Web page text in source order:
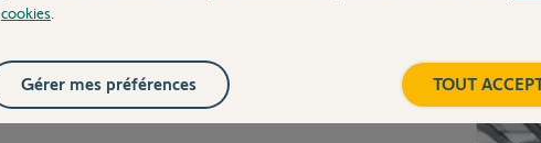
cookies
TOUT
Gérer mes préférences